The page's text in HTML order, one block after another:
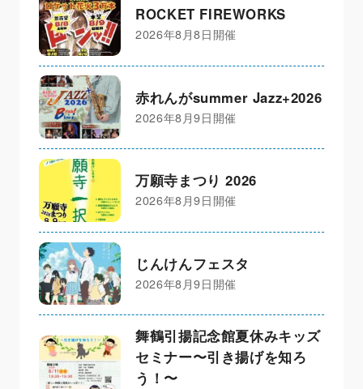
ROCKET FIREWORKS
2026年8月8日開催
赤れんがsummer Jazz+2026
2026年8月9日開催
万願寺まつり 2026
2026年8月9日開催
じんけんフェスタ
2026年8月9日開催
舞鶴引揚記念館夏休みキッズ
セミナー〜引き揚げを知ろ
う！〜